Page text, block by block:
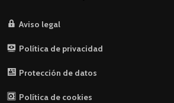
Aviso legal
Política de privacidad
Protección de datos
Política de cookies